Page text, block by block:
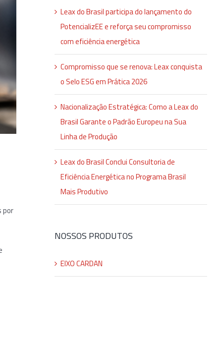
por
Leax do Brasil participa do lançamento do
PotencializEE e reforça seu compromisso
com eficiência energética
Compromisso que se renova: Leax conquista
o Selo ESG em Prática 2026
Nacionalização Estratégica: Como a Leax do
Brasil Garante o Padrão Europeu na Sua
Linha de Produção
Leax do Brasil Conclui Consultoria de
Eficiência Energética no Programa Brasil
Mais Produtivo
NOSSOS PRODUTOS
EIXO CARDAN